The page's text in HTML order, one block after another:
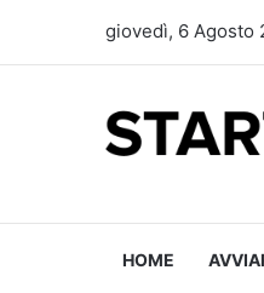
giovedì, 6 Agosto
HOME